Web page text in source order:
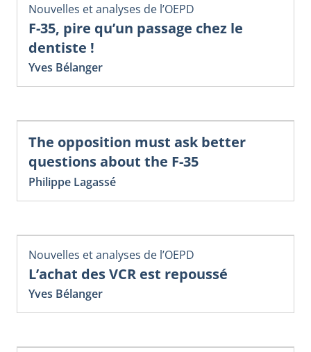
Nouvelles et analyses de l’OEPD
F-35, pire qu’un passage chez le
dentiste !
Yves Bélanger
The opposition must ask better
questions about the F-35
Philippe Lagassé
Nouvelles et analyses de l’OEPD
L’achat des VCR est repoussé
Yves Bélanger